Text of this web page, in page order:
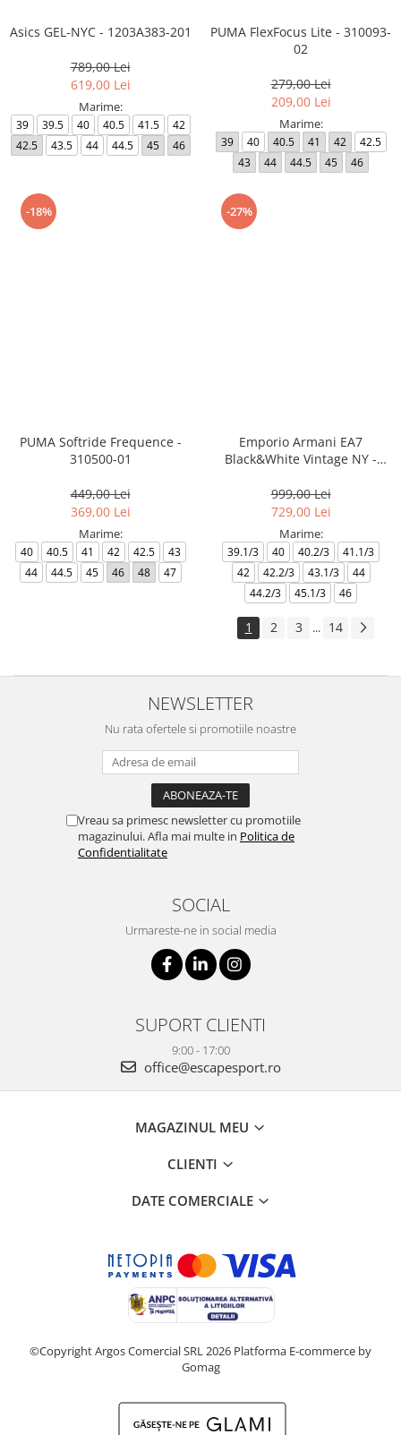
Asics GEL-NYC - 1203A383-201
789,00 Lei
619,00 Lei
Marime:
39 39.5 40 40.5 41.5
42
42.5
43.5 44 44.5 45 46
PUMA FlexFocus Lite - 310093-
02
279,00 Lei
209,00 Lei
Marime:
39 40 40.5 41 42
42.5
43
44 44.5 45 46
-18%
PUMA Softride Frequence -
310500-01
449,00 Lei
369,00 Lei
Marime:
40 40.5 41 42 42.5
43
44
44.5 45 46 48 47
-27%
Emporio Armani EA7
Black&White Vintage NY -
999,00 Lei
729,00 Lei
Marime:
39.1/3 40 40.2/3
41.1/3
42
42.2/3 43.1/3
44
44.2/3
45.1/3 46
1 2 3 ... 14
NEWSLETTER
Nu rata ofertele si promotiile noastre
Vreau sa primesc newsletter cu promotiile
magazinului. Afla mai multe in Politica de
Confidentialitate
SOCIAL
Urmareste-ne in social media
SUPORT CLIENTI
9:00 - 17:00
office@escapesport.ro
MAGAZINUL MEU
CLIENTI
DATE COMERCIALE
©Copyright Argos Comercial SRL 2026 Platforma E-commerce by
Gomag